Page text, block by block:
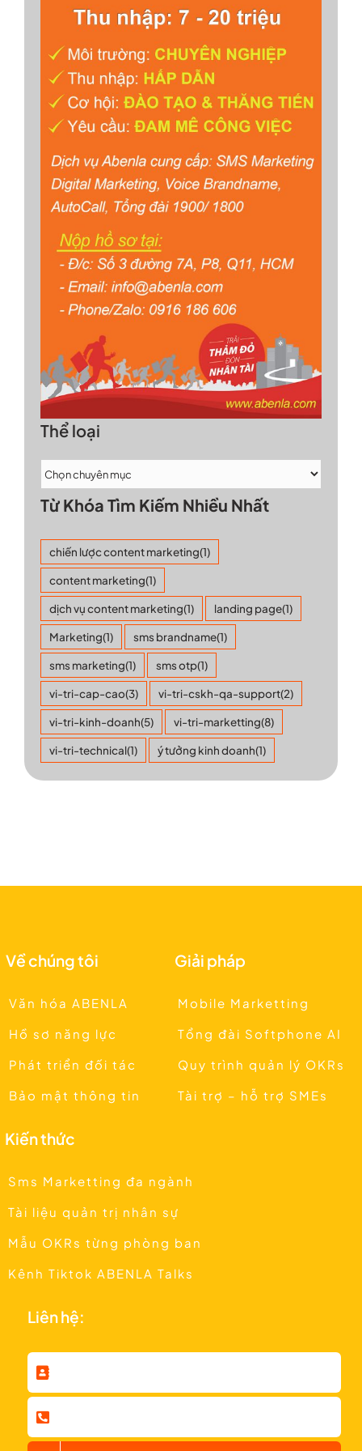
Thể loại
Từ Khóa Tìm Kiếm Nhiều Nhất
chiến lược content marketing(1)
content marketing(1)
dịch vụ content marketing(1) landing page(1)
Marketing(1) sms brandname(1)
sms marketing(1) sms otp(1)
vi-tri-cap-cao(3) vi-tri-cskh-qa-support(2)
vi-tri-kinh-doanh(5) vi-tri-marketting(8)
vi-tri-technical(1) ý tưởng kinh doanh(1)
Về chúng tôi
Văn hóa ABENLA
Hồ sơ năng lực
Phát triển đối tác
Bảo mật thông tin
Giải pháp
Mobile Marketting
Tổng đài Softphone AI
Quy trình quản lý OKRs
Tài trợ – hỗ trợ SMEs
Kiến thức
Sms Marketting đa ngành
Tài liệu quản trị nhân sự
Mẫu OKRs từng phòng ban
Kênh Tiktok ABENLA Talks
Liên hệ: